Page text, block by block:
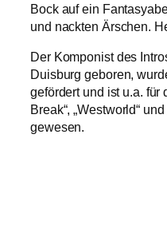
Bock auf ein
und nackten Ärschen.
Der Komponist des
Duisburg geboren,
gefördert und ist u.a. für
Break“, „Westworld“
gewesen.